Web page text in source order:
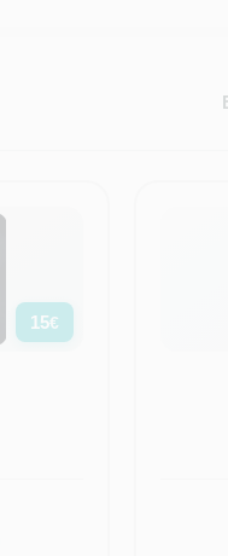
15€